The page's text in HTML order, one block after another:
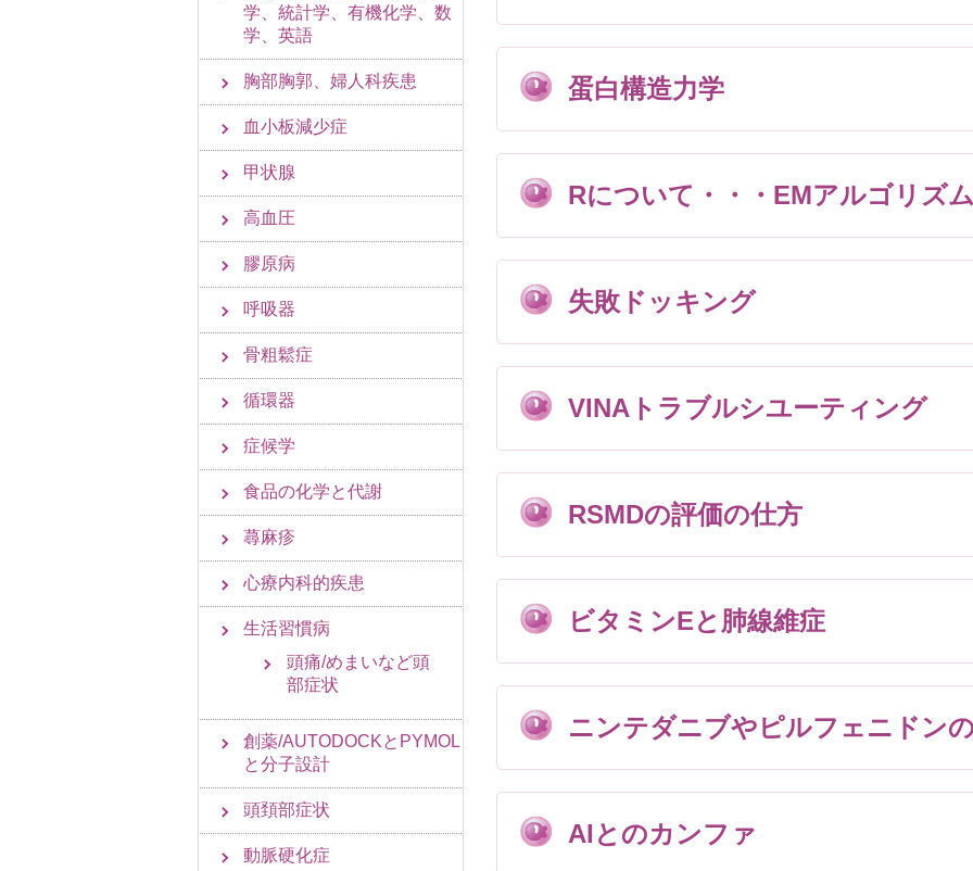
蛋白構造力学
Rについて・・・EMアルゴリズ
失敗ドッキング
VINAトラブルシユーティング
RSMDの評価の仕方
ビタミンEと肺線維症
ニンテダニブやピルフェニドン
AIとのカンファ
学、統計学、有機化学、数
学、英語
胸部胸郭、婦人科疾患
血小板減少症
甲状腺
高血圧
膠原病
呼吸器
骨粗鬆症
循環器
症候学
食品の化学と代謝
蕁麻疹
心療内科的疾患
生活習慣病
頭痛/めまいなど頭
部症状
創薬/AUTODOCKとPYMOL
と分子設計
頭頚部症状
動脈硬化症